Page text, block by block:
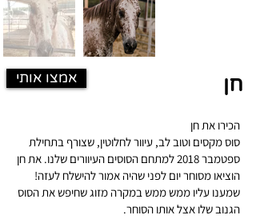
אמצו אותי חן
הכירו את חן
סוס מקסים וטוב לב, עיוור לחלוטין, שצורף בתחילת
ספטמבר 2018 למתחם הסוסים העיוורים שלנו. את חן
הוציאו מסוחר יום לפני שהיה אמור להישלח לעזה!
שמענו עליו ממש ממש במקרה מזוג שחיפש את הסוס
הגנוב שלו אצל אותו הסוחר.